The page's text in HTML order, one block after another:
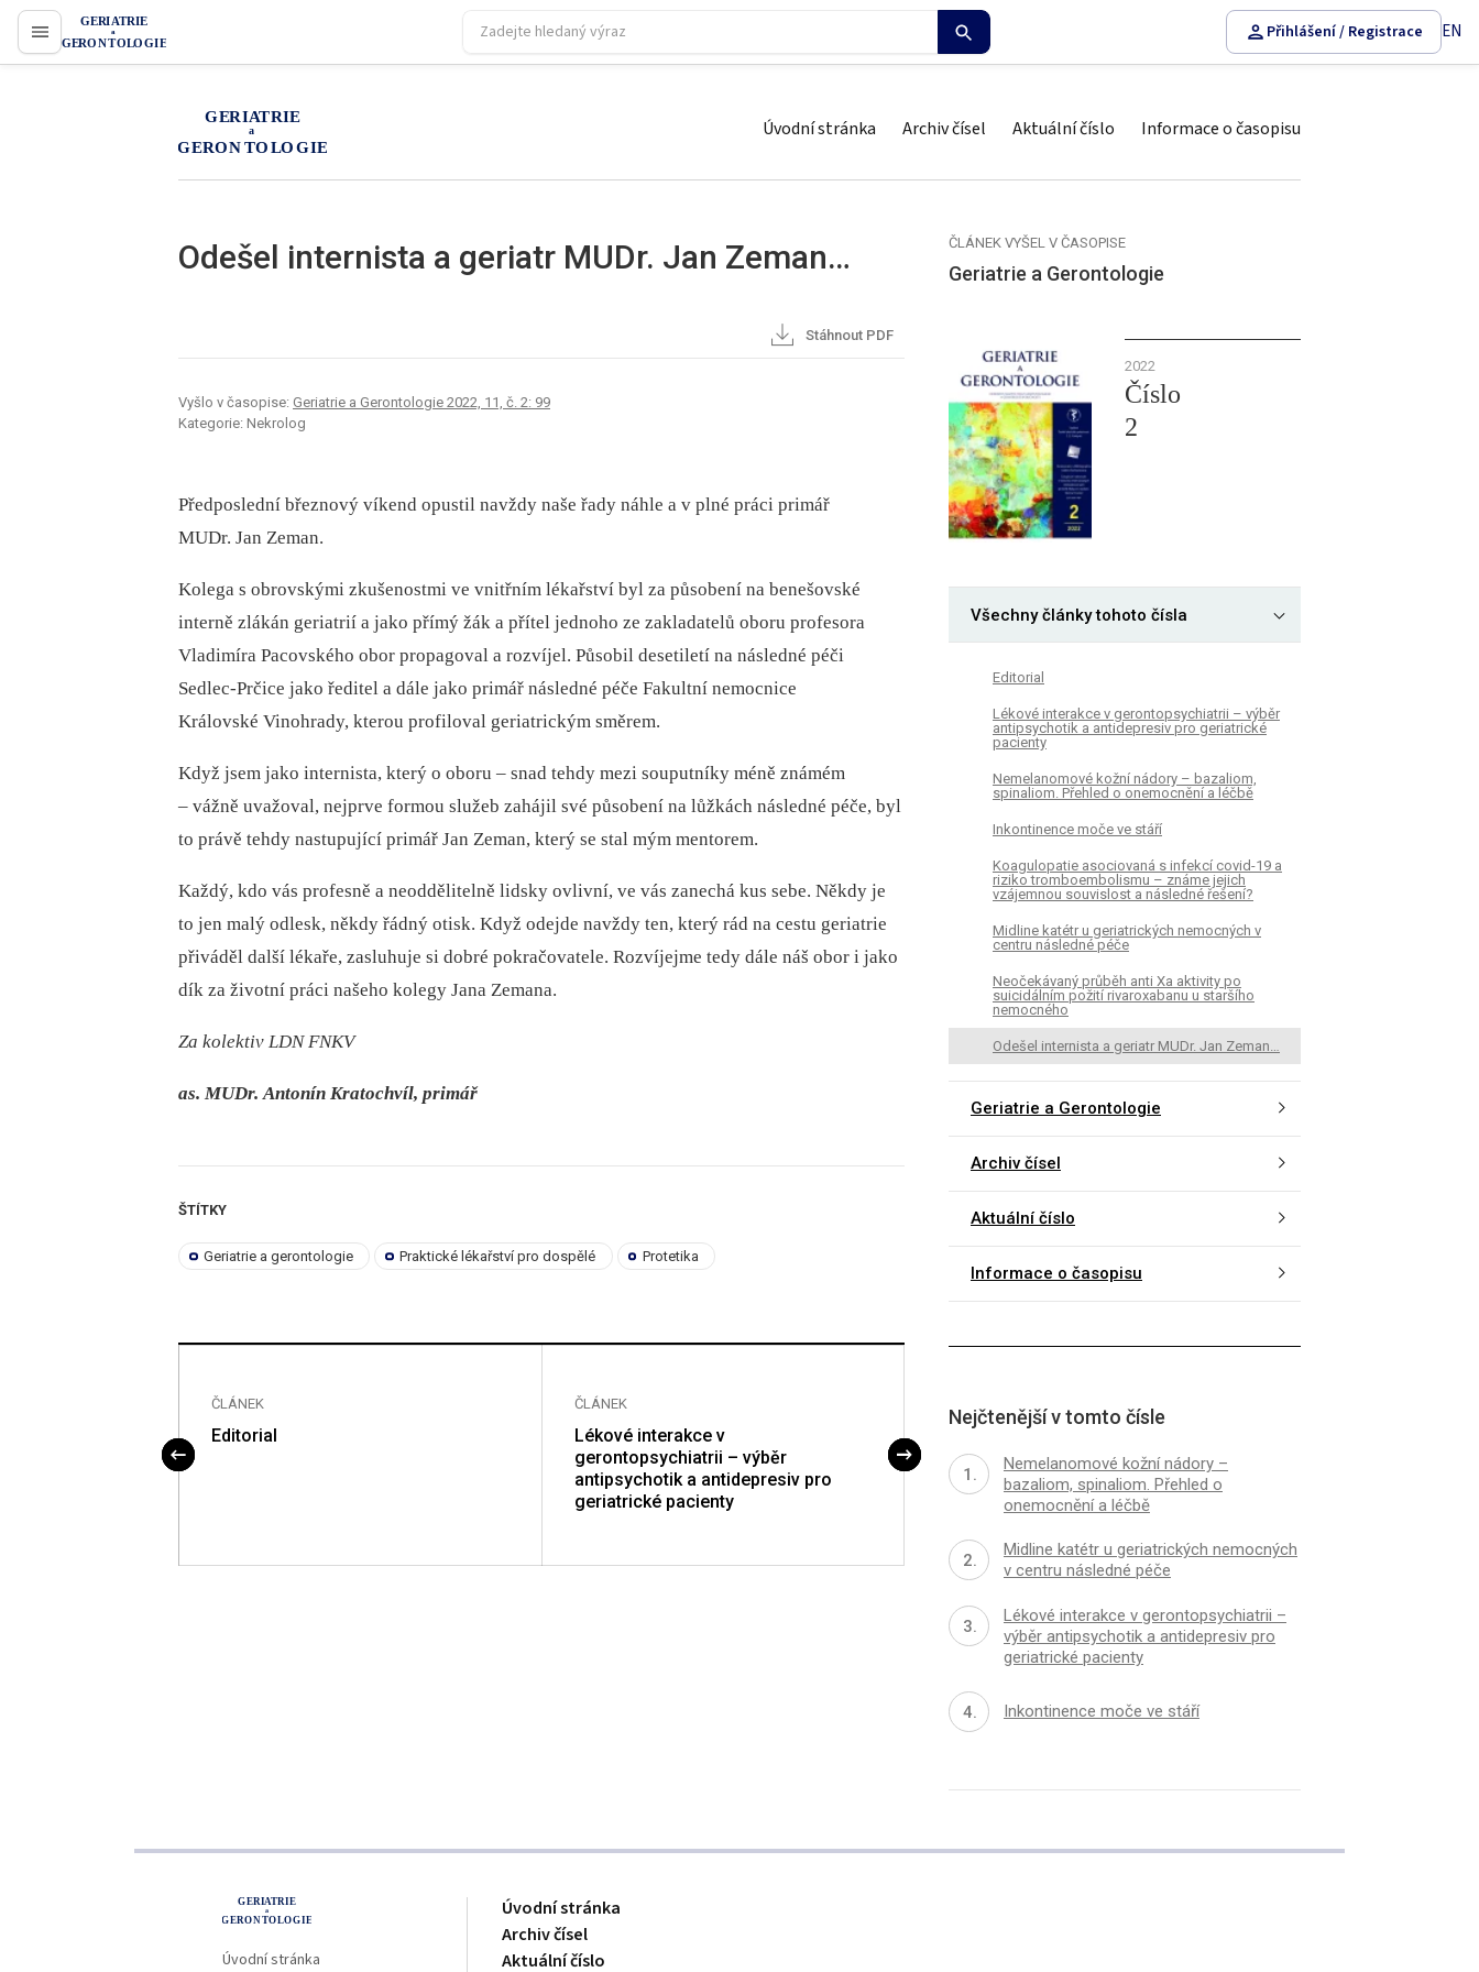
proLékaře.cz
Přihlášení / Registrace EN
proLékaře.cz Úvodní stránka Archiv čísel Aktuální číslo Informace o časopisu
Odešel internista a geriatr MUDr. Jan Zeman…
Stáhnout PDF
Vyšlo v časopise: Geriatrie a Gerontologie 2022, 11, č. 2: 99
Kategorie: Nekrolog
Předposlední březnový víkend opustil navždy naše řady náhle a v plné práci primář
MUDr. Jan Zeman.
Kolega s obrovskými zkušenostmi ve vnitřním lékařství byl za působení na benešovské
interně zlákán geriatrií a jako přímý žák a přítel jednoho ze zakladatelů oboru profesora
Vladimíra Pacovského obor propagoval a rozvíjel. Působil desetiletí na následné péči
Sedlec-Prčice jako ředitel a dále jako primář následné péče Fakultní nemocnice
Královské Vinohrady, kterou profiloval geriatrickým směrem.
Když jsem jako internista, který o oboru –⁠ snad tehdy mezi souputníky méně známém
–⁠ vážně uvažoval, nejprve formou služeb zahájil své působení na lůžkách následné péče, byl
to právě tehdy nastupující primář Jan Zeman, který se stal mým mentorem.
Každý, kdo vás profesně a neoddělitelně lidsky ovlivní, ve vás zanechá kus sebe. Někdy je
to jen malý odlesk, někdy řádný otisk. Když odejde navždy ten, který rád na cestu geriatrie
přiváděl další lékaře, zasluhuje si dobré pokračovatele. Rozvíjejme tedy dále náš obor i jako
dík za životní práci našeho kolegy Jana Zemana.
Za kolektiv LDN FNKV
as. MUDr. Antonín Kratochvíl, primář
ŠTÍTKY
Geriatrie a gerontologie Praktické lékařství pro dospělé Protetika
ČLÁNEK
Editorial
ČLÁNEK
Lékové interakce v
gerontopsychiatrii – výběr
antipsychotik a antidepresiv pro
geriatrické pacienty
Nemelanomové kožní nádory –
bazaliom, spinaliom. Přehled o
onemocnění a léčbě
ČLÁNEK VYŠEL V ČASOPISE
Geriatrie a Gerontologie
2022
Číslo
2
Všechny články tohoto čísla
Editorial
Lékové interakce v gerontopsychiatrii – výběr
antipsychotik a antidepresiv pro geriatrické
pacienty
Nemelanomové kožní nádory – bazaliom,
spinaliom. Přehled o onemocnění a léčbě
Inkontinence moče ve stáří
Koagulopatie asociovaná s infekcí covid-19 a
riziko tromboembolismu – známe jejich
vzájemnou souvislost a následné řešení?
Midline katétr u geriatrických nemocných v
centru následné péče
Neočekávaný průběh anti Xa aktivity po
suicidálním požití rivaroxabanu u staršího
nemocného
Odešel internista a geriatr MUDr. Jan Zeman…
Geriatrie a Gerontologie
Archiv čísel
Aktuální číslo
Informace o časopisu
Nejčtenější v tomto čísle
Nemelanomové kožní nádory –
bazaliom, spinaliom. Přehled o
onemocnění a léčbě
Midline katétr u geriatrických nemocných
v centru následné péče
Lékové interakce v gerontopsychiatrii –
výběr antipsychotik a antidepresiv pro
geriatrické pacienty
Inkontinence moče ve stáří
Úvodní stránka
Úvodní stránka
Archiv čísel
Aktuální číslo